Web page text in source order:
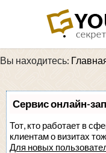
Вы находитесь:
Сервис онлайн-
Тот, кто работает в
клиентам о визитах
Для новых